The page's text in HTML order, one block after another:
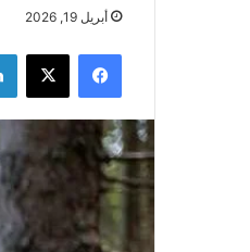
أبريل 19, 2026
فيسبوك